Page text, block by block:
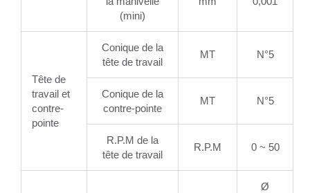
(mini)
Tête de
travail et
contre-
pointe
Conique de la
tête de travail
MT N°5
Conique de la
contre-pointe
MT N°5
R.P.M de la
tête de travail
R.P.M 0 ~ 50
Ø